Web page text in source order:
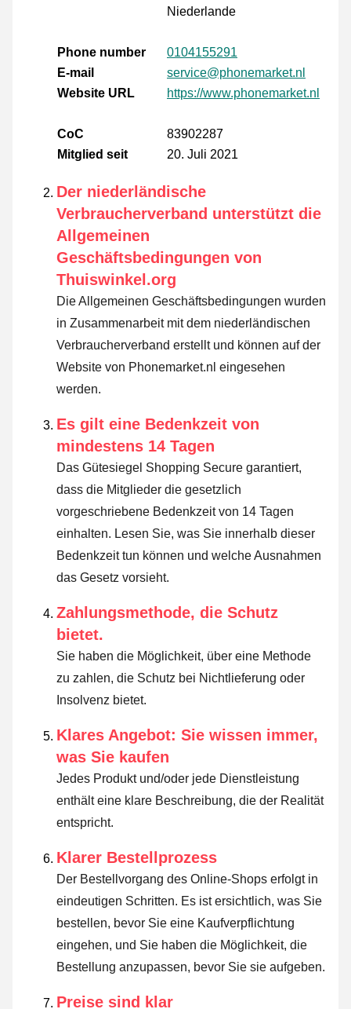
Niederlande
Phone number
0104155291
E-mail
service@phonemarket.nl
Website URL
https://www.phonemarket.nl
CoC
83902287
Mitglied seit
20. Juli 2021
Der niederländische
Verbraucherverband unterstützt die
Allgemeinen
Geschäftsbedingungen von
Thuiswinkel.org
Die Allgemeinen Geschäftsbedingungen wurden
in Zusammenarbeit mit dem niederländischen
Verbraucherverband erstellt und können auf der
Website von Phonemarket.nl eingesehen
werden.
Es gilt eine Bedenkzeit von
mindestens 14 Tagen
Das Gütesiegel Shopping Secure garantiert,
dass die Mitglieder die gesetzlich
vorgeschriebene Bedenkzeit von 14 Tagen
einhalten. Lesen Sie, was Sie innerhalb dieser
Bedenkzeit tun können und welche Ausnahmen
das Gesetz vorsieht.
Zahlungsmethode, die Schutz
bietet.
Sie haben die Möglichkeit, über eine Methode
zu zahlen, die Schutz bei Nichtlieferung oder
Insolvenz bietet.
Klares Angebot: Sie wissen immer,
was Sie kaufen
Jedes Produkt und/oder jede Dienstleistung
enthält eine klare Beschreibung, die der Realität
entspricht.
Klarer Bestellprozess
Der Bestellvorgang des Online-Shops erfolgt in
eindeutigen Schritten. Es ist ersichtlich, was Sie
bestellen, bevor Sie eine Kaufverpflichtung
eingehen, und Sie haben die Möglichkeit, die
Bestellung anzupassen, bevor Sie sie aufgeben.
Preise sind klar